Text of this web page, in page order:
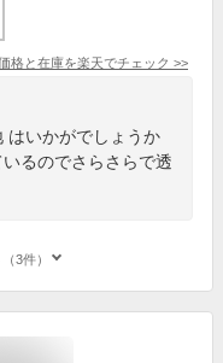
格と在庫を楽天でチェック >>
はいかがでしょうか
るのでさらさらで透
3件）